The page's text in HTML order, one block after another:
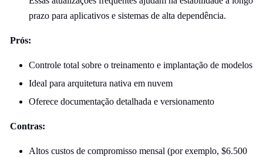
prazo para aplicativos e sistemas de alta dependência.
Prós:
Controle total sobre o treinamento e implantação de modelos
Ideal para arquitetura nativa em nuvem
Oferece documentação detalhada e versionamento
Contras:
Altos custos de compromisso mensal (por exemplo, $6.500